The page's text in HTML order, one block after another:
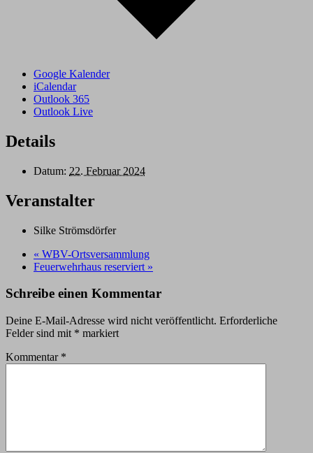
Google Kalender
iCalendar
Outlook 365
Outlook Live
Details
Datum: 22. Februar 2024
Veranstalter
Silke Strömsdörfer
« WBV-Ortsversammlung
Feuerwehrhaus reserviert »
Schreibe einen Kommentar
Deine E-Mail-Adresse wird nicht veröffentlicht. Erforderliche
Felder sind mit * markiert
Kommentar *